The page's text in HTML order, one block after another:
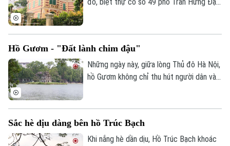
Golf
Tin tức
Sao
Điện ảnh
Thời trang
Âm nhạc
Đã phát sóng
mang giá trị nghệ thuật kiến trúc mà còn
góp phần lưu giữ ký ức đô thị qua nhiều
thế hệ.
Hồ Gươm - "Đất lành chim đậu"
Những ngày này, giữa lòng Thủ đô Hà Nội,
hồ Gươm không chỉ thu hút người dân và
Sắc hè dịu dàng bên hồ Trúc Bạch
Khi nắng hè dần dịu, Hồ Trúc Bạch khoác